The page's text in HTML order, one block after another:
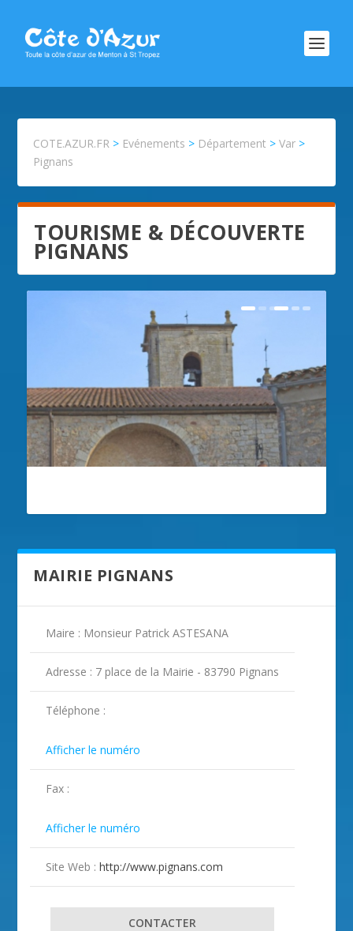
COTE.AZUR.FR > Evénements > Département >Var >
Pignans
TOURISME & DÉCOUVERTE
PIGNANS
ILLUSTRATION PIGNANS ( 2 )
ILLUSTRATION PIGNANS ( 3 )
ILLUSTRATION PIGNANS ( 4 )
ILLUSTRATION PIGNANS ( 5 )
ILLUSTRATION PIGNANS ( 6 )
MAIRIE PIGNANS
Maire : Monsieur Patrick ASTESANA
Adresse : 7 place de la Mairie - 83790 Pignans
Téléphone :
Afficher le numéro
Fax :
Afficher le numéro
Site Web :http://www.pignans.com
CONTACTER